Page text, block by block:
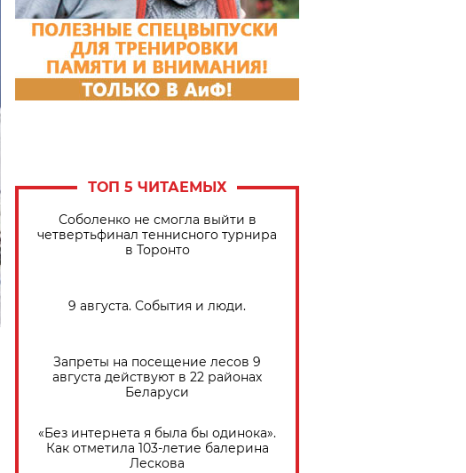
ТОП 5 ЧИТАЕМЫХ
Соболенко не смогла выйти в
четвертьфинал теннисного турнира
в Торонто
9 августа. События и люди.
Запреты на посещение лесов 9
августа действуют в 22 районах
Беларуси
«Без интернета я была бы одинока».
Как отметила 103-летие балерина
Лескова